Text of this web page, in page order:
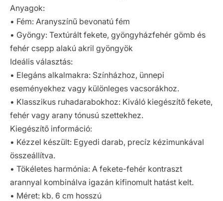
Anyagok:
• Fém: Aranyszínű bevonatú fém
• Gyöngy: Textúrált fekete, gyöngyházfehér gömb és
fehér csepp alakú akril gyöngyök
Ideális választás:
• Elegáns alkalmakra: Színházhoz, ünnepi
eseményekhez vagy különleges vacsorákhoz.
• Klasszikus ruhadarabokhoz: Kiváló kiegészítő fekete,
fehér vagy arany tónusú szettekhez.
Kiegészítő információ:
• Kézzel készült: Egyedi darab, precíz kézimunkával
összeállítva.
• Tökéletes harmónia: A fekete-fehér kontraszt
arannyal kombinálva igazán kifinomult hatást kelt.
• Méret: kb. 6 cm hosszú